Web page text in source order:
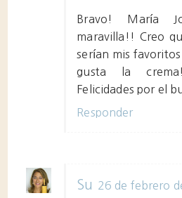
Bravo! María
maravilla!! Creo
serían mis
gusta la
Felicidades por el
Responder
Su
26 de febrero